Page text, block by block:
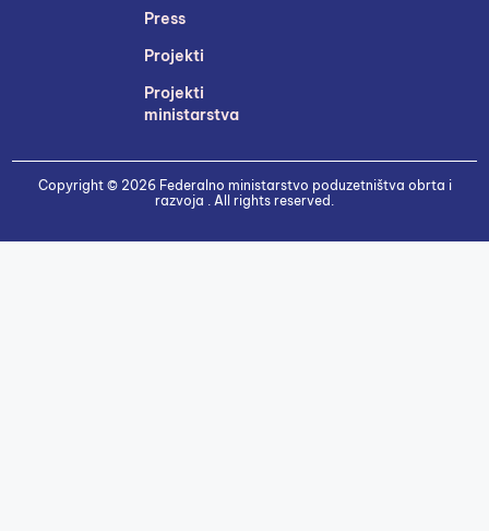
Press
Projekti
Projekti
ministarstva
Copyright © 2026 Federalno ministarstvo poduzetništva obrta i
razvoja . All rights reserved.